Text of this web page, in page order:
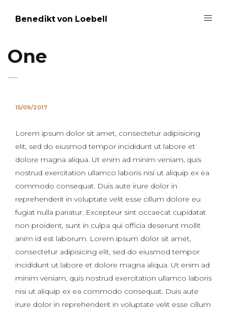
Benedikt von Loebell
One
15/09/2017
Lorem ipsum dolor sit amet, consectetur adipisicing
elit, sed do eiusmod tempor incididunt ut labore et
dolore magna aliqua. Ut enim ad minim veniam, quis
nostrud exercitation ullamco laboris nisi ut aliquip ex ea
commodo consequat. Duis aute irure dolor in
reprehenderit in voluptate velit esse cillum dolore eu
fugiat nulla pariatur. Excepteur sint occaecat cupidatat
non proident, sunt in culpa qui officia deserunt mollit
anim id est laborum. Lorem ipsum dolor sit amet,
consectetur adipisicing elit, sed do eiusmod tempor
incididunt ut labore et dolore magna aliqua. Ut enim ad
minim veniam, quis nostrud exercitation ullamco laboris
nisi ut aliquip ex ea commodo consequat. Duis aute
irure dolor in reprehenderit in voluptate velit esse cillum